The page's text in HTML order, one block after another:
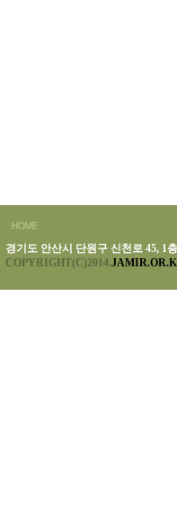
경기도 안산시 단원구 신천로 45, 1
COPYRIGHT(C)2014.